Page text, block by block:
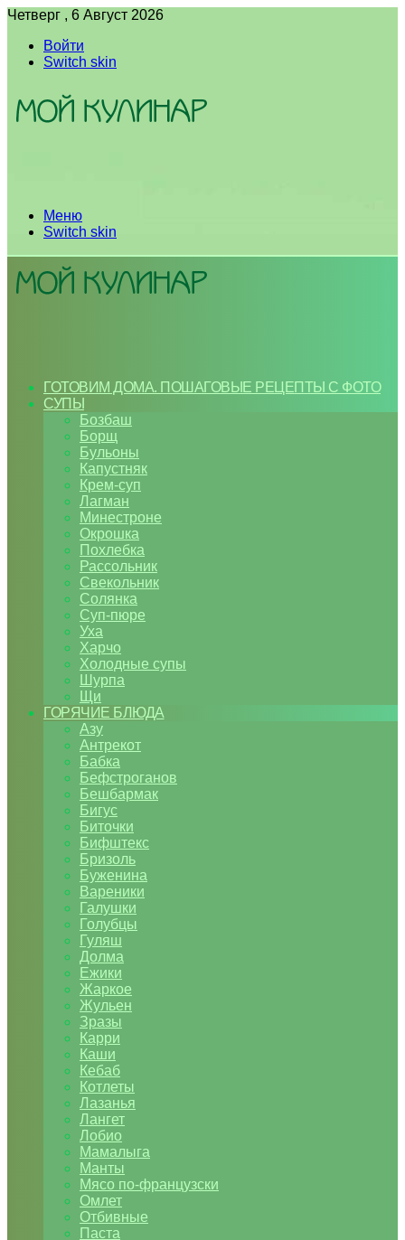
Четверг , 6 Август 2026
Войти
Switch skin
Меню
Switch skin
ГОТОВИМ ДОМА. ПОШАГОВЫЕ РЕЦЕПТЫ С ФОТО
СУПЫ
Бозбаш
Борщ
Бульоны
Капустняк
Крем-суп
Лагман
Минестроне
Окрошка
Похлебка
Рассольник
Свекольник
Солянка
Суп-пюре
Уха
Харчо
Холодные супы
Шурпа
Щи
ГОРЯЧИЕ БЛЮДА
Азу
Антрекот
Бабка
Бефстроганов
Бешбармак
Бигус
Биточки
Бифштекс
Бризоль
Буженина
Вареники
Галушки
Голубцы
Гуляш
Долма
Ежики
Жаркое
Жульен
Зразы
Карри
Каши
Кебаб
Котлеты
Лазанья
Лангет
Лобио
Мамалыга
Манты
Мясо по-французски
Омлет
Отбивные
Паста